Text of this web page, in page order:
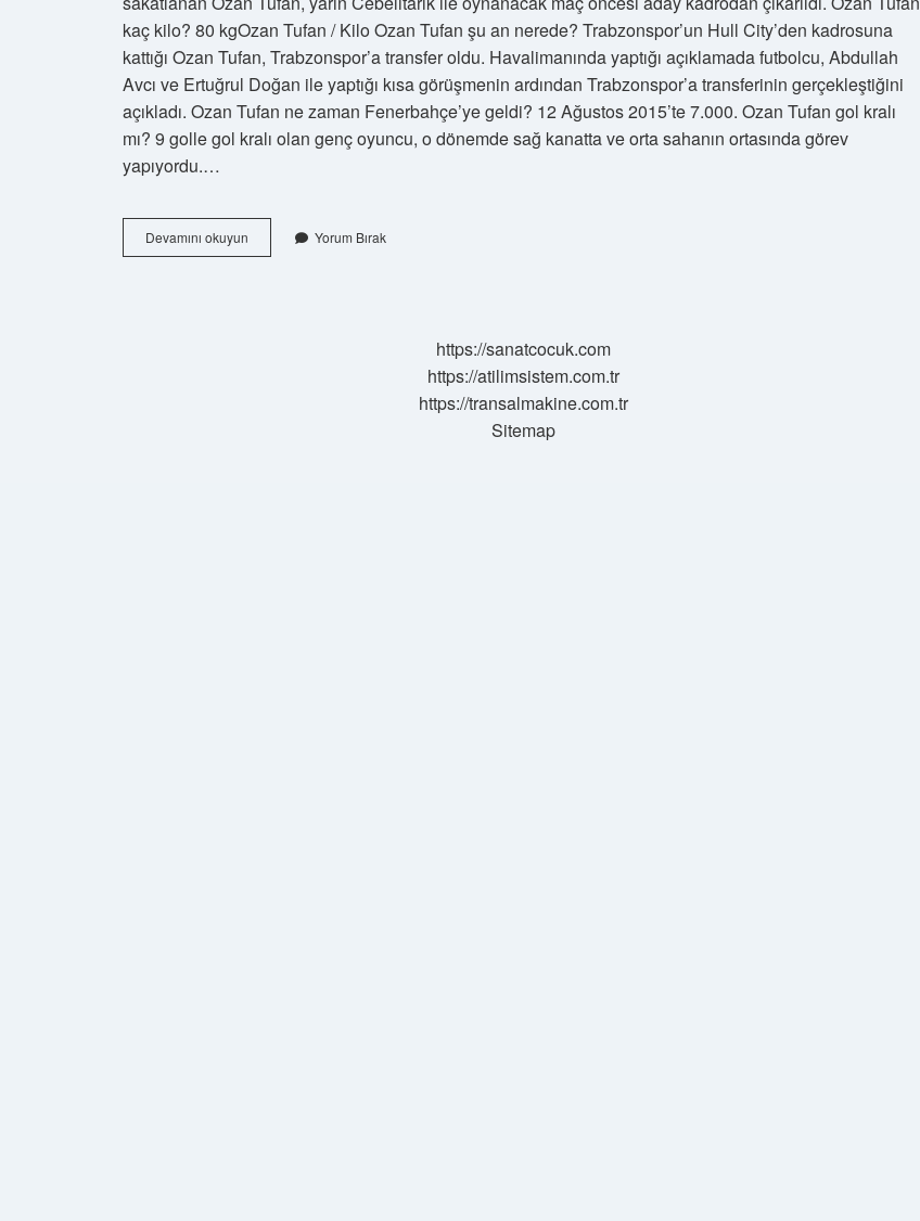
kaç kilo? 80 kgOzan Tufan / Kilo Ozan Tufan şu an nerede? Trabzonspor’un Hull City’den kadrosuna
kattığı Ozan Tufan, Trabzonspor’a transfer oldu. Havalimanında yaptığı açıklamada futbolcu, Abdullah
Avcı ve Ertuğrul Doğan ile yaptığı kısa görüşmenin ardından Trabzonspor’a transferinin gerçekleştiğini
açıkladı. Ozan Tufan ne zaman Fenerbahçe’ye geldi? 12 Ağustos 2015’te 7.000. Ozan Tufan gol kralı
mı? 9 golle gol kralı olan genç oyuncu, o dönemde sağ kanatta ve orta sahanın ortasında görev
yapıyordu.…
Devamını okuyun
Tufan
Yorum Bırak
https://sanatcocuk.com
https://atilimsistem.com.tr
https://transalmakine.com.tr
Sitemap